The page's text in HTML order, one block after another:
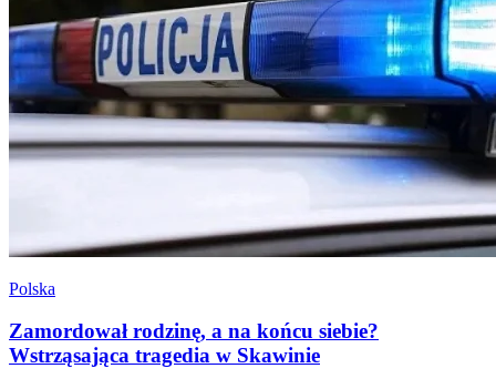
Polska
Zamordował rodzinę, a na końcu siebie?
Wstrząsająca tragedia w Skawinie